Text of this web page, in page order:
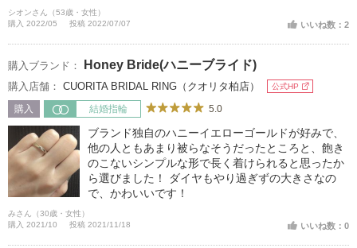
甲丸リングで指通りが滑らかなのも気に入って購入
しました。
シオンさん（53歳・女性）
購入 2022/05
投稿 2022/07/07 いいね数：2
購入ブランド： Honey Bride(ハニーブライド)
購入店舗： CUORITA BRIDAL RING（クオリタ柏店） 公式HP
購入 結婚指輪 5.0
ブランド独自のハニーイエローゴールドが好みで、
他の人ともあまり被らなそうだったところと、飽き
のこないシンプルな形で長く着けられると思ったか
ら選びました！ ダイヤもやり過ぎずの大きさなの
で、かわいいです！
みさん（30歳・女性）
購入 2021/10
投稿 2021/11/18 いいね数：0